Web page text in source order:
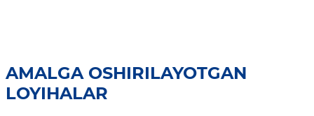
AMALGA OSHIRILAYOTGAN
LOYIHALAR